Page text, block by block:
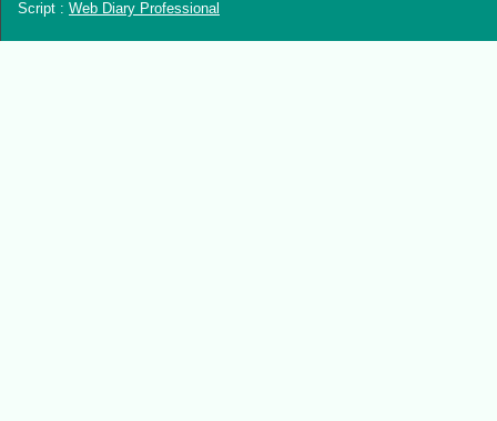
Script : Web Diary Professional